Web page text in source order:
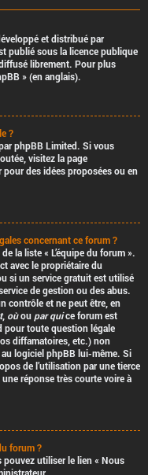
et distribué par
publié sous la licence publique
librement. Pour plus
» (en anglais).
?
phpBB Limited. Si vous
visitez la page
des idées proposées ou en
concernant ce forum ?
la liste « L’équipe du forum ».
avec le propriétaire du
si un service gratuit est utilisé
de gestion ou des abus.
contrôleet ne peut être, en
, oùou par quice forum est
toute question légale
diffamatoires, etc.)non
logiciel phpBB lui-même. Si
de l’utilisationpar une tierce
réponse très courte voire à
forum ?
pouvez utiliser le lien « Nous